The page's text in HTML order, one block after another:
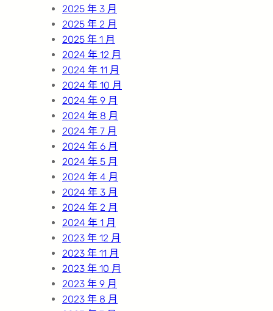
2025 年 3 月
2025 年 2 月
2025 年 1 月
2024 年 12 月
2024 年 11 月
2024 年 10 月
2024 年 9 月
2024 年 8 月
2024 年 7 月
2024 年 6 月
2024 年 5 月
2024 年 4 月
2024 年 3 月
2024 年 2 月
2024 年 1 月
2023 年 12 月
2023 年 11 月
2023 年 10 月
2023 年 9 月
2023 年 8 月